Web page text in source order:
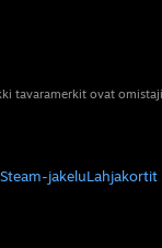
tavaramerkit ovat
Steam-jakeluLahjakortit